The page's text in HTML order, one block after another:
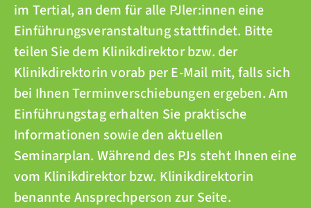
im Tertial, an dem für alle PJler:innen eine
Einführungsveranstaltung stattfindet. Bitte
teilen Sie dem Klinikdirektor bzw. der
Klinikdirektorin vorab per E-Mail mit, falls sich
bei Ihnen Terminverschiebungen ergeben. Am
Einführungstag erhalten Sie praktische
Informationen sowie den aktuellen
Seminarplan. Während des PJs steht Ihnen eine
vom Klinikdirektor bzw. Klinikdirektorin
benannte Ansprechperson zur Seite.